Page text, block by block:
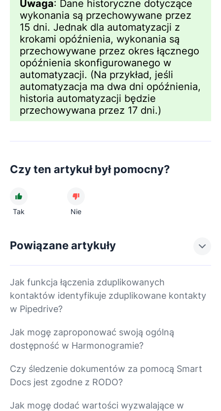
Uwaga: Dane historyczne dotyczące
wykonania są przechowywane przez
15 dni. Jednak dla automatyzacji z
krokami opóźnienia, wykonania są
przechowywane przez okres łącznego
opóźnienia skonfigurowanego w
automatyzacji. (Na przykład, jeśli
automatyzacja ma dwa dni opóźnienia,
historia automatyzacji będzie
przechowywana przez 17 dni.)
Czy ten artykuł był pomocny?
Tak Nie
Powiązane artykuły
Jak funkcja łączenia zduplikowanych
kontaktów identyfikuje zduplikowane kontakty
w Pipedrive?
Jak mogę zaproponować swoją ogólną
dostępność w Harmonogramie?
Czy śledzenie dokumentów za pomocą Smart
Docs jest zgodne z RODO?
Jak mogę dodać wartości wyzwalające w